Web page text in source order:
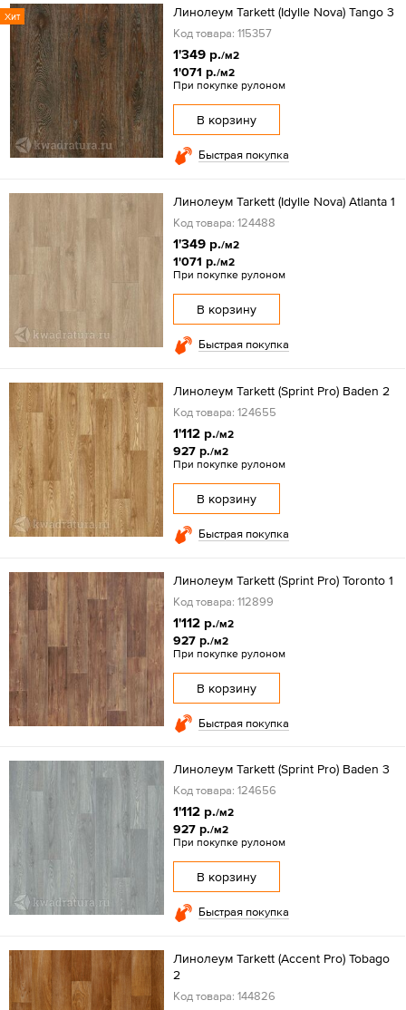
Хит Линолеум Tarkett (Idylle Nova) Tango 3
Код товара: 115357
1'349 р./м2
1'071 р./м2
При покупке рулоном
В корзину
Быстрая покупка
Линолеум Tarkett (Idylle Nova) Atlanta 1
Код товара: 124488
1'349 р./м2
1'071 р./м2
При покупке рулоном
В корзину
Быстрая покупка
Линолеум Tarkett (Sprint Pro) Baden 2
Код товара: 124655
1'112 р./м2
927 р./м2
При покупке рулоном
В корзину
Быстрая покупка
Линолеум Tarkett (Sprint Pro) Toronto 1
Код товара: 112899
1'112 р./м2
927 р./м2
При покупке рулоном
В корзину
Быстрая покупка
Линолеум Tarkett (Sprint Pro) Baden 3
Код товара: 124656
1'112 р./м2
927 р./м2
При покупке рулоном
В корзину
Быстрая покупка
Линолеум Tarkett (Accent Pro) Tobago
2
Код товара: 144826